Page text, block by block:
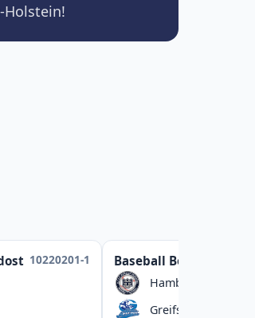
Holstein!
10220201-1
Baseball Bezirksliga
Hamburg
Greifswald Baltic